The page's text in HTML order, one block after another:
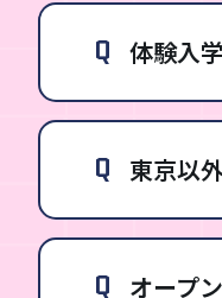
Q 体験入
Q 東京以
Q オープ